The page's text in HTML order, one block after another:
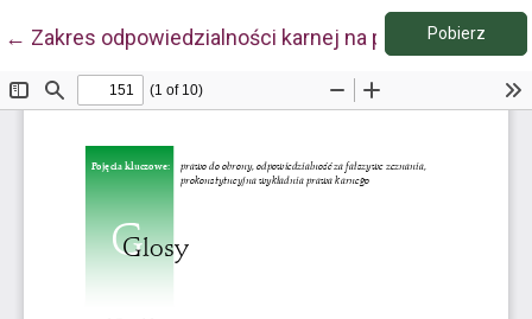
← Wróć do szczegółów artykułu
Zakres odpowiedzialności karnej na podstawie art.
Pobierz